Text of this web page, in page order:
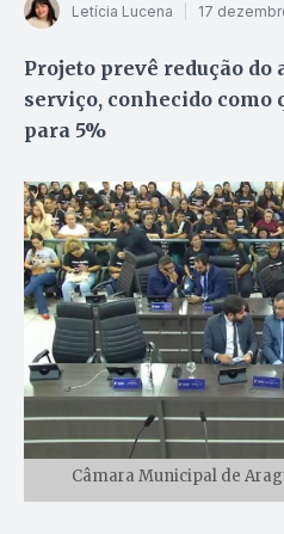
Letícia Lucena 17
Projeto prevê redução
serviço, conhecido como
para 5%
Câmara Municipal de